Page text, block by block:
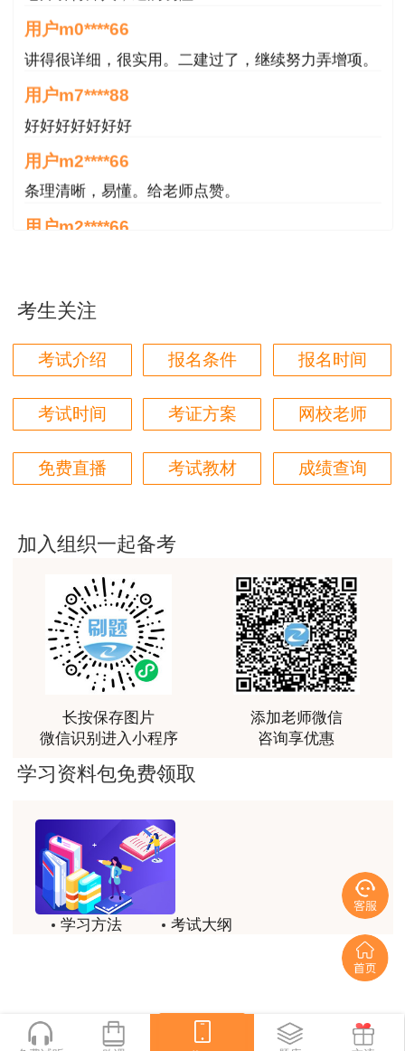
注：该信息来源于甘肃省住房和城乡建设厅，
完整附件可到官网查看
用户m0****66
讲得很详细，很实用。二建过了，继续努力弄增项。
用户m7****88
好好好好好好好
用户m2****66
条理清晰，易懂。给老师点赞。
用户m2****66
非常好！感谢！感谢！
用户m4****88
用户m2****18
授课内容非常专业，还有人给答疑。
用户hq****jp
对知识点精准把握，内容深入浅出，理论和记忆口诀
用户m1****18
课程体系非常全面具体，考前资料含金量很足，能压
中一些真题知识点，从而使考试过程中得心应手，顺
利通过考试
小强老师讲得很好！生动、有趣、易于理解，支持！
用户m3****65
的非常清晰，容易理解。
用户m4****88
老师讲课条理清晰、逻辑严密，而且语速适中，让人
听起来非常舒服，最打动我的是能把复杂的知识点拆
分成生活化的例子，听完立刻就能理解，再也不用死
记硬背，大大提高了我的学习效率，每次上课都有种
豁然开朗的感觉，这种沉浸式教学真的会上瘾！
知识讲解详细，适合零基础学员听，终于让我自已有
考生关注
考试介绍 报名条件 报名时间
考试时间 考证方案 网校老师
免费直播 考试教材 成绩查询
加入组织一起备考
长按保存图片
微信识别进入小程序
添加老师微信
咨询享优惠
学习资料包免费领取
学习方法
考试大纲